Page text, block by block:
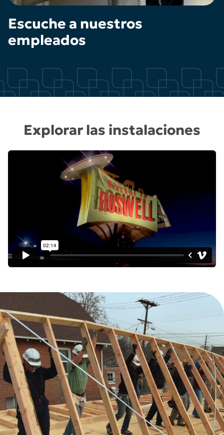
Escuche a nuestros
empleados
Explorar las instalaciones